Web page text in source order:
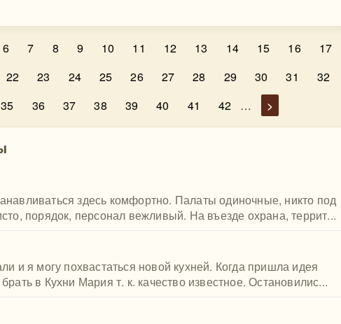
6 7 8 9 10 11 12 13 14 15 16
17
22 23 24 25 26 27 28 29 30 31
32
35 36 37 38 39 40 41 42 … >
здесь комфортно. Палаты одиночные, никто под
порядок, персонал вежливый. На въезде охрана, террит...
и я могу похвастаться новой кухней. Когда пришла идея
в Кухни Мария т. к. качество известное. Остановилис...